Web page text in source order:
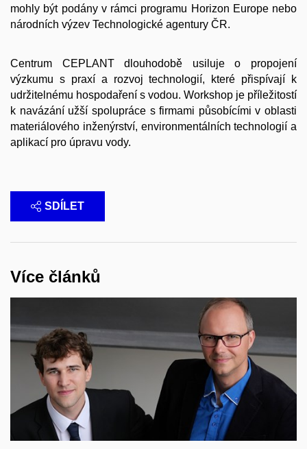
mohly být podány v rámci programu Horizon Europe nebo
národních výzev Technologické agentury ČR.
Centrum CEPLANT dlouhodobě usiluje o propojení
výzkumu s praxí a rozvoj technologií, které přispívají k
udržitelnému hospodaření s vodou. Workshop je příležitostí
k navázání užší spolupráce s firmami působícími v oblasti
materiálového inženýrství, environmentálních technologií a
aplikací pro úpravu vody.
SDÍLET
Více článků